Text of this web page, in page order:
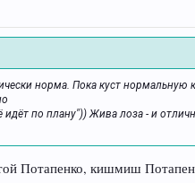
норма. Пока куст
идёт по плану")) Жива лоза - и
Потапенко, кишмиш